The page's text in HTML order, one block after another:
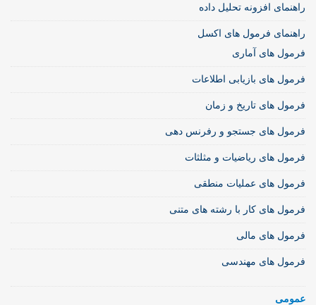
راهنمای افزونه تحلیل داده
راهنمای فرمول های اکسل
فرمول های آماری
فرمول های بازیابی اطلاعات
فرمول های تاریخ و زمان
فرمول های جستجو و رفرنس دهی
فرمول های ریاضیات و مثلثات
فرمول های عملیات منطقی
فرمول های کار با رشته های متنی
فرمول های مالی
فرمول های مهندسی
عمومی